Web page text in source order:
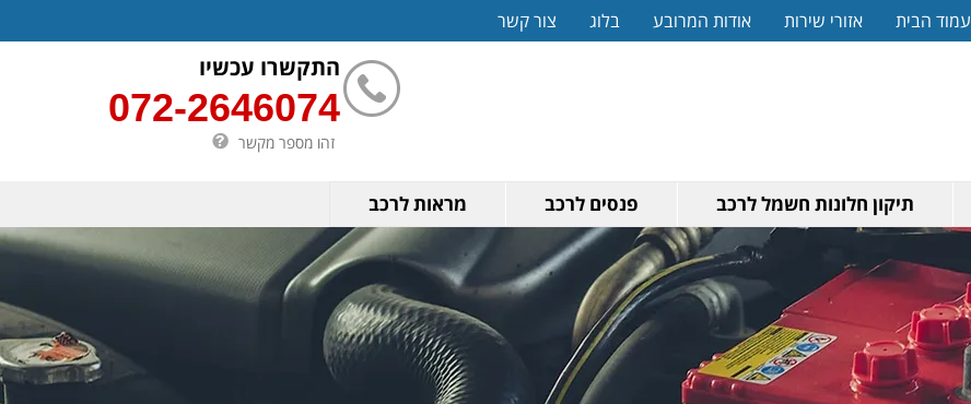
עמוד הבית אזורי שירות אודות המרובע בלוג צור קשר
התקשרו עכשיו
072-2646074
זהו מספר מקשר
תיקון חלונות חשמל לרכב פנסים לרכב מראות לרכב